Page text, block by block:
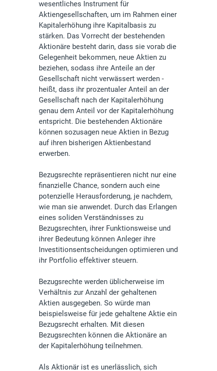
wesentliches Instrument für
Aktiengesellschaften, um im Rahmen einer
Kapitalerhöhung ihre Kapitalbasis zu
stärken. Das Vorrecht der bestehenden
Aktionäre besteht darin, dass sie vorab die
Gelegenheit bekommen, neue Aktien zu
beziehen, sodass ihre Anteile an der
Gesellschaft nicht verwässert werden -
heißt, dass ihr prozentualer Anteil an der
Gesellschaft nach der Kapitalerhöhung
genau dem Anteil vor der Kapitalerhöhung
entspricht. Die bestehenden Aktionäre
können sozusagen neue Aktien in Bezug
auf ihren bisherigen Aktienbestand
erwerben.
Bezugsrechte repräsentieren nicht nur eine
finanzielle Chance, sondern auch eine
potenzielle Herausforderung, je nachdem,
wie man sie anwendet. Durch das Erlangen
eines soliden Verständnisses zu
Bezugsrechten, ihrer Funktionsweise und
ihrer Bedeutung können Anleger ihre
Investitionsentscheidungen optimieren und
ihr Portfolio effektiver steuern.
Bezugsrechte werden üblicherweise im
Verhältnis zur Anzahl der gehaltenen
Aktien ausgegeben. So würde man
beispielsweise für jede gehaltene Aktie ein
Bezugsrecht erhalten. Mit diesen
Bezugsrechten können die Aktionäre an
der Kapitalerhöhung teilnehmen.
Als Aktionär ist es unerlässlich, sich